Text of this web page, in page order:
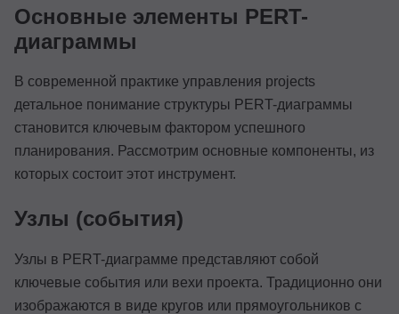
Основные элементы PERT-
диаграммы
В современной практике управления projects
детальное понимание структуры PERT-диаграммы
становится ключевым фактором успешного
планирования. Рассмотрим основные компоненты, из
которых состоит этот инструмент.
Узлы (события)
Узлы в PERT-диаграмме представляют собой
ключевые события или вехи проекта. Традиционно они
изображаются в виде кругов или прямоугольников с